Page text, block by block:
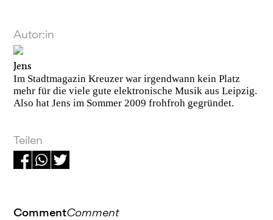
Autor:in
Jens
Im Stadtmagazin Kreuzer war irgendwann kein Platz
mehr für die viele gute elektronische Musik aus Leipzig.
Also hat Jens im Sommer 2009 frohfroh gegründet.
Teilen
CommentComment